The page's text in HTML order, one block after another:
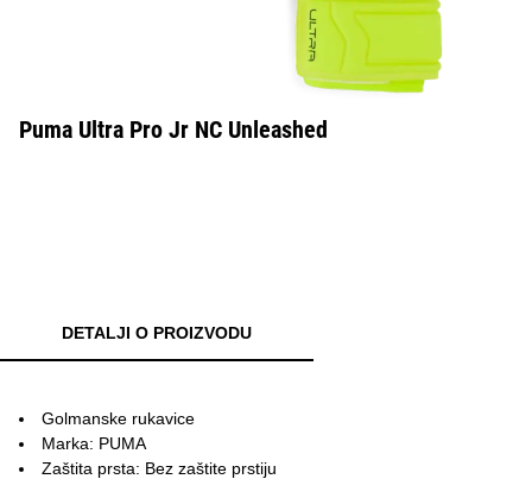
Puma Ultra Pro Jr NC Unleashed
DETALJI O PROIZVODU
Golmanske rukavice
Marka: PUMA
Zaštita prsta: Bez zaštite prstiju